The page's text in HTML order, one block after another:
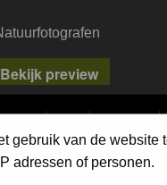
FAQ SEARCH
gebruik van de website
adressen of personen.